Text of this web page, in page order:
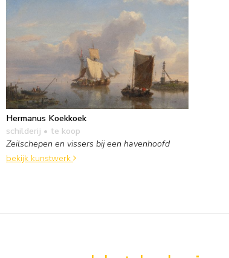
Hermanus Koekkoek
schilderij • te koop
Zeilschepen en vissers bij een havenhoofd
bekijk kunstwerk